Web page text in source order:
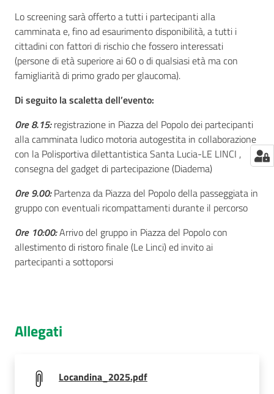
Lo screening sarà offerto a tutti i partecipanti alla
camminata e, fino ad esaurimento disponibilità, a tutti i
cittadini con fattori di rischio che fossero interessati
(persone di età superiore ai 60 o di qualsiasi età ma con
famigliarità di primo grado per glaucoma).
Di seguito la scaletta dell’evento:
Ore 8.15:registrazione in Piazza del Popolo dei partecipanti
alla camminata ludico motoria autogestita in collaborazione
con la Polisportiva dilettantistica Santa Lucia-LE LINCI ,
consegna del gadget di partecipazione (Diadema)
Ore 9.00:Partenza da Piazza del Popolo della passeggiata in
gruppo con eventuali ricompattamenti durante il percorso
Ore 10:00:Arrivo del gruppo in Piazza del Popolo con
allestimento di ristoro finale (Le Linci) ed invito ai
partecipanti a sottoporsi
Allegati
Locandina_2025.pdf